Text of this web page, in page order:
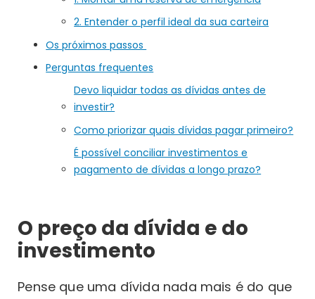
2. Entender o perfil ideal da sua carteira
Os próximos passos
Perguntas frequentes
Devo liquidar todas as dívidas antes de
investir?
Como priorizar quais dívidas pagar primeiro?
É possível conciliar investimentos e
pagamento de dívidas a longo prazo?
O preço da dívida e do
investimento
Pense que uma dívida nada mais é do que